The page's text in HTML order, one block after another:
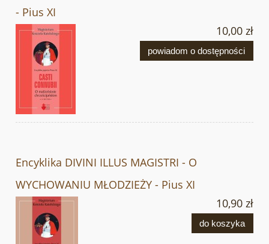
- Pius XI
10,00 zł
powiadom o dostępności
Encyklika DIVINI ILLUS MAGISTRI - O
WYCHOWANIU MŁODZIEŻY - Pius XI
10,90 zł
do koszyka